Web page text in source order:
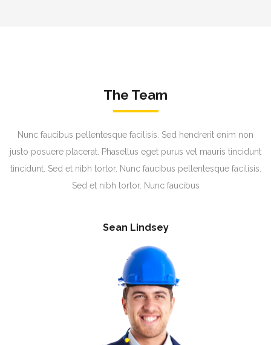
The Team
Nunc faucibus pellentesque facilisis. Sed hendrerit enim non
justo posuere placerat. Phasellus eget purus vel mauris tincidunt
tincidunt. Sed et nibh tortor. Nunc faucibus pellentesque facilisis.
Sed et nibh tortor. Nunc faucibus
Sean Lindsey